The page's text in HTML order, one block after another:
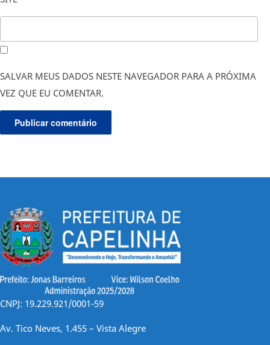
SALVAR MEUS DADOS NESTE NAVEGADOR PARA A PRÓXIMA
VEZ QUE EU COMENTAR.
CNPJ: 19.229.921/0001-59
Av. Tico Neves, 1.455 – Vista Alegre